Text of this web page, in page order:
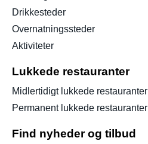
Drikkesteder
Overnatningssteder
Aktiviteter
Lukkede restauranter
Midlertidigt lukkede restauranter
Permanent lukkede restauranter
Find nyheder og tilbud